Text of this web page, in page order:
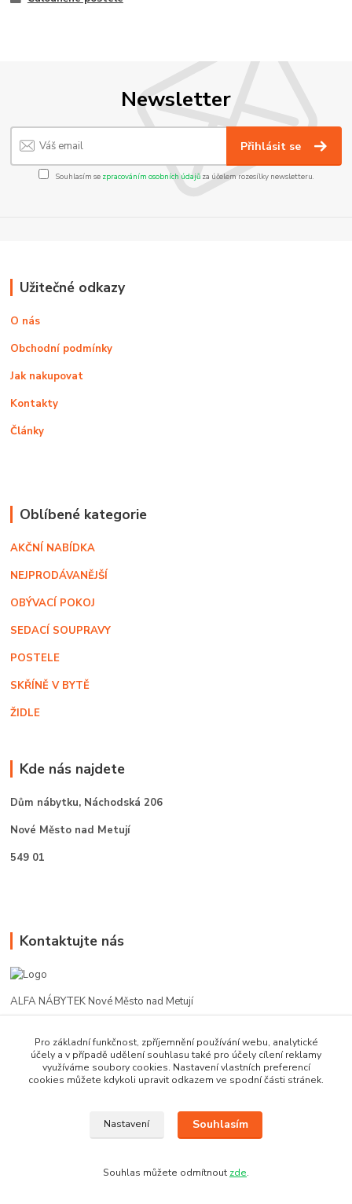
Newsletter
Přihlásit se
Souhlasím se zpracováním osobních údajůza účelem rozesílky newsletteru.
Užitečné odkazy
O nás
Obchodní podmínky
Jak nakupovat
Kontakty
Články
Oblíbené kategorie
AKČNÍ NABÍDKA
NEJPRODÁVANĚJŠÍ
OBÝVACÍ POKOJ
SEDACÍ SOUPRAVY
POSTELE
SKŘÍNĚ V BYTĚ
ŽIDLE
Kde nás najdete
Dům nábytku, Náchodská 206
Nové Město nad Metují
549 01
Kontaktujte nás
ALFA NÁBYTEK Nové Město nad Metují
602 412 331
alfanm@seznam.cz
Pro základní funkčnost, zpříjemnění používání webu, analytické
účely a v případě udělení souhlasu také pro účely cílení reklamy
využíváme soubory cookies. Nastavení vlastních preferencí
cookies můžete kdykoli upravit odkazem ve spodní části stránek.
Nastavení Souhlasím
Souhlas můžete odmítnout zde.